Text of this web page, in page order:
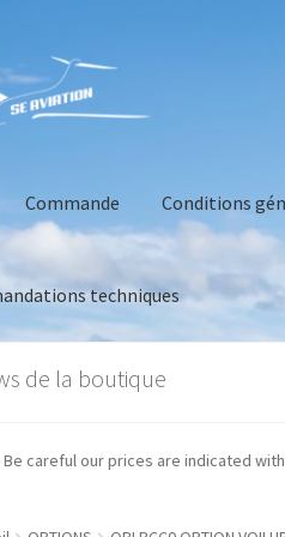
Commande Conditions
techniques
Conditions générales de
de la boutique
- Be careful our prices are